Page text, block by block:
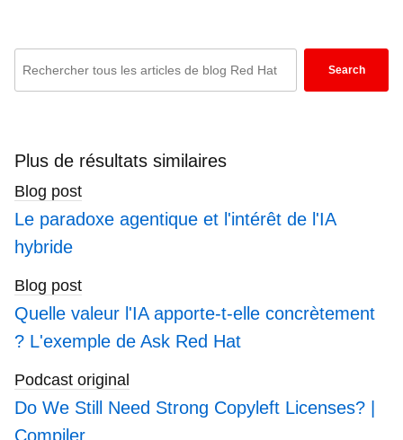
support, training, and consulting services make
Red Hat a trusted adviser to the Fortune 500. As
a strategic partner to cloud providers, system
organizations prepare for the digital future.
search
blogs
Search
Plus de résultats similaires
Blog post
Le paradoxe agentique et l'intérêt de l'IA
hybride
Blog post
Quelle valeur l'IA apporte-t-elle concrètement
? L'exemple de Ask Red Hat
Podcast original
Do We Still Need Strong Copyleft Licenses? |
Compiler